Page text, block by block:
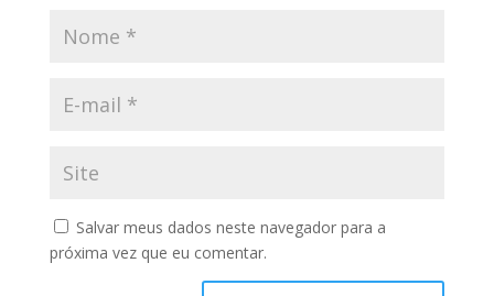
Salvar meus dados neste navegador para a
próxima vez que eu comentar.